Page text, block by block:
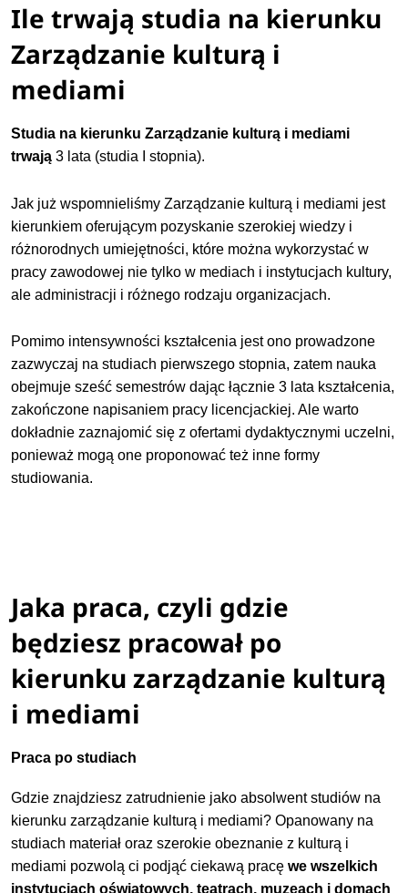
Ile trwają studia na kierunku
Zarządzanie kulturą i
mediami
Studia na kierunku Zarządzanie kulturą i mediami
trwają 3 lata (studia I stopnia).
Jak już wspomnieliśmy Zarządzanie kulturą i mediami jest
kierunkiem oferującym pozyskanie szerokiej wiedzy i
różnorodnych umiejętności, które można wykorzystać w
pracy zawodowej nie tylko w mediach i instytucjach kultury,
ale administracji i różnego rodzaju organizacjach.
Pomimo intensywności kształcenia jest ono prowadzone
zazwyczaj na studiach pierwszego stopnia, zatem nauka
obejmuje sześć semestrów dając łącznie 3 lata kształcenia,
zakończone napisaniem pracy licencjackiej. Ale warto
dokładnie zaznajomić się z ofertami dydaktycznymi uczelni,
ponieważ mogą one proponować też inne formy
studiowania.
Jaka praca, czyli gdzie
będziesz pracował po
kierunku zarządzanie kulturą
i mediami
Praca po studiach
Gdzie znajdziesz zatrudnienie jako absolwent studiów na
kierunku zarządzanie kulturą i mediami? Opanowany na
studiach materiał oraz szerokie obeznanie z kulturą i
mediami pozwolą ci podjąć ciekawą pracęwe wszelkich
instytucjach oświatowych, teatrach, muzeach i domach